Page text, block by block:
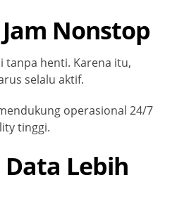
Nonstop
tanpa henti. Karena itu,
selalu aktif.
operasional 24/7
tinggi.
Lebih